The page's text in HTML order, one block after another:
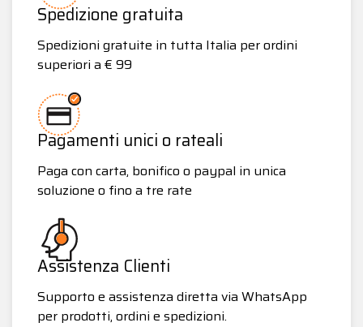
Spedizione gratuita
Spedizioni gratuite in tutta Italia per ordini
superiori a € 99
Pagamenti unici o rateali
Paga con carta, bonifico o paypal in unica
soluzione o fino a tre rate
Assistenza Clienti
Supporto e assistenza diretta via WhatsApp
per prodotti, ordini e spedizioni.